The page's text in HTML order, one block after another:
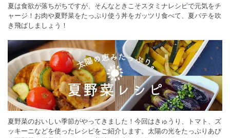
夏は食欲が落ちがちですが、そんなときこそスタミナレシピで元気をチ
ャージ！お肉や夏野菜をたっぷり使う丼をガッツリ食べて、夏バテを吹
き飛ばしましょう！
夏野菜のおいしい季節がやってきました！今回はきゅうり、トマト、ズ
ッキーニなどを使ったレシピをご紹介します。太陽の光をたっぷりあび